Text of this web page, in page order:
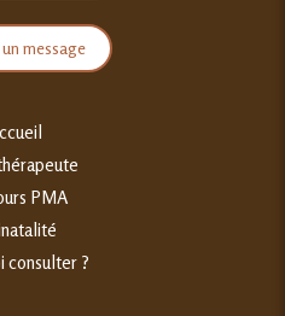
message
PMA
consulter ?